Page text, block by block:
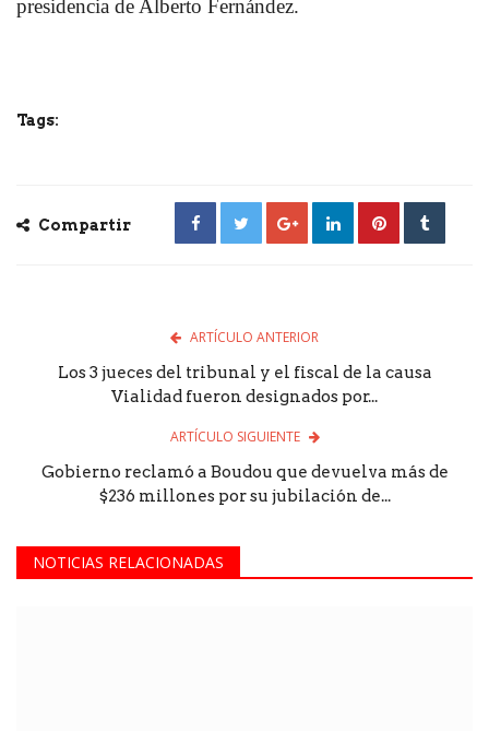
presidencia de Alberto Fernández.
Tags:
Compartir
ARTÍCULO ANTERIOR
Los 3 jueces del tribunal y el fiscal de la causa
Vialidad fueron designados por...
ARTÍCULO SIGUIENTE
Gobierno reclamó a Boudou que devuelva más de
$236 millones por su jubilación de...
NOTICIAS RELACIONADAS